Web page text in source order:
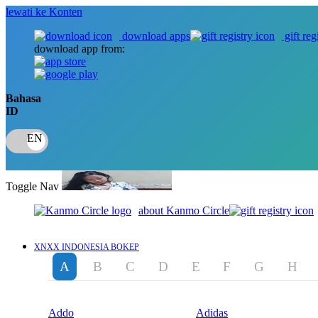
lewati ke Konten
download apps
download app from:
gift
Bahasa
ID
Toggle Nav
about Kanmo Circle
XNXX INDONESIA BOKEP
A B C D E F G H
Addo Adidas